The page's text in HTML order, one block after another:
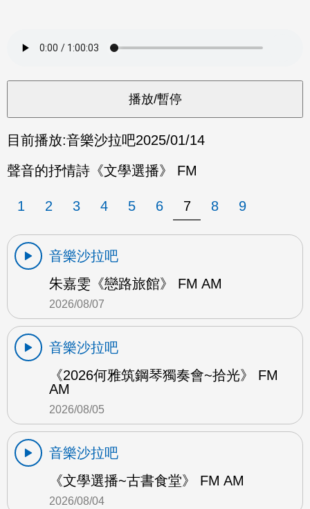
目前播放:音樂沙拉吧2025/01/14
聲音的抒情詩《文學選播》 FM
1 2 3 4 5 6 7 8 9
音樂沙拉吧
朱嘉雯《戀路旅館》 FM AM
2026/08/07
音樂沙拉吧
《2026何雅筑鋼琴獨奏會~拾光》 FM
AM
2026/08/05
音樂沙拉吧
《文學選播~古書食堂》 FM AM
2026/08/04